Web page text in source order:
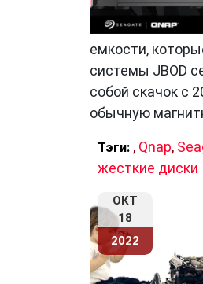
емкости,
системы JBOD
собой скачок с
обычную
Тэги: , Qnap,
жесткие диски
ОКТ
18
2022